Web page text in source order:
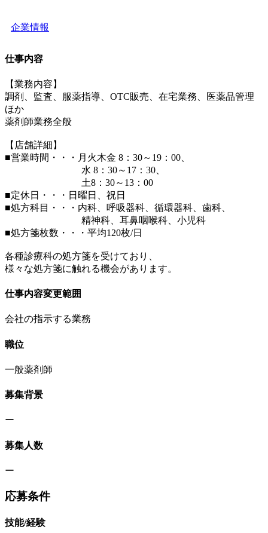
企業情報
仕事内容
【業務内容】
調剤、監査、服薬指導、OTC販売、在宅業務、医薬品管理
ほか
薬剤師業務全般
【店舗詳細】
■営業時間・・・月火木金 8：30～19：00、
水 8：30～17：30、
土8：30～13：00
■定休日・・・日曜日、祝日
■処方科目・・・内科、呼吸器科、循環器科、歯科、
精神科、耳鼻咽喉科、小児科
■処方箋枚数・・・平均120枚/日
各種診療科の処方箋を受けており、
様々な処方箋に触れる機会があります。
仕事内容変更範囲
会社の指示する業務
職位
一般薬剤師
募集背景
ー
募集人数
ー
応募条件
技能/経験